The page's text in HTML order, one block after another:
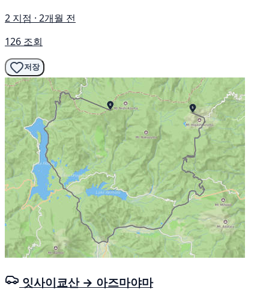
2 지점 · 2개월 전
126 조회
저장
잇사이쿄산 → 아즈마야마